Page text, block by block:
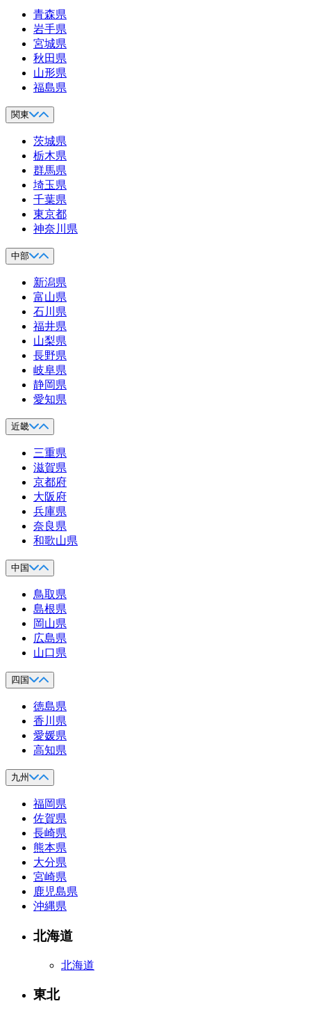
青森県
岩手県
宮城県
秋田県
山形県
福島県
関東
茨城県
栃木県
群馬県
埼玉県
千葉県
東京都
神奈川県
中部
新潟県
富山県
石川県
福井県
山梨県
長野県
岐阜県
静岡県
愛知県
近畿
三重県
滋賀県
京都府
大阪府
兵庫県
奈良県
和歌山県
中国
鳥取県
島根県
岡山県
広島県
山口県
四国
徳島県
香川県
愛媛県
高知県
九州
福岡県
佐賀県
長崎県
熊本県
大分県
宮崎県
鹿児島県
沖縄県
北海道
北海道
東北